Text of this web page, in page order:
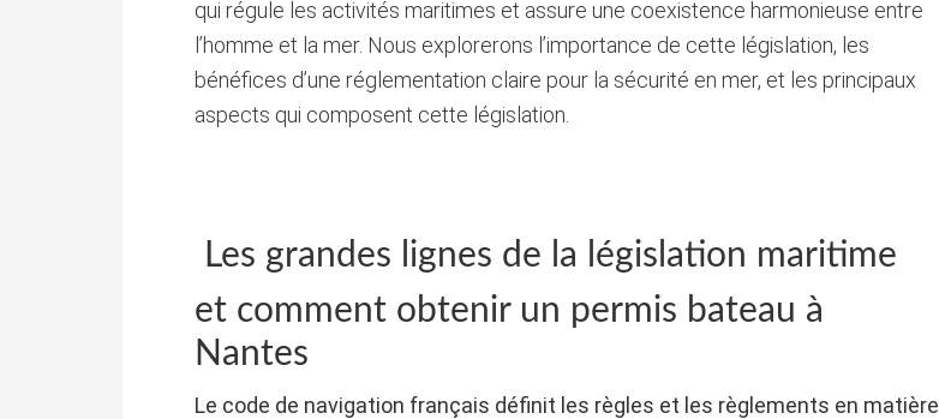
qui régule les activités maritimes et assure une coexistence harmonieuse entre
l’homme et la mer. Nous explorerons l’importance de cette législation, les
bénéfices d’une réglementation claire pour la sécurité en mer, et les principaux
aspects qui composent cette législation.
Les grandes lignes de la législation maritime
et comment obtenir un permis bateau à
Nantes
Le code de navigation français définit les règles et les règlements en matière